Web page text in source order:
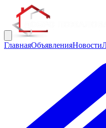
ГлавнаяОбъявленияНовости